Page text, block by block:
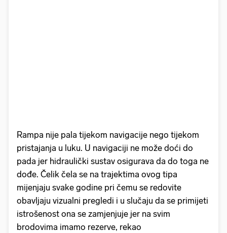
Rampa nije pala tijekom navigacije nego tijekom
pristajanja u luku. U navigaciji ne može doći do
pada jer hidraulički sustav osigurava da do toga ne
dođe. Čelik čela se na trajektima ovog tipa
mijenjaju svake godine pri čemu se redovite
obavljaju vizualni pregledi i u slučaju da se primijeti
istrošenost ona se zamjenjuje jer na svim
brodovima imamo rezerve, rekao